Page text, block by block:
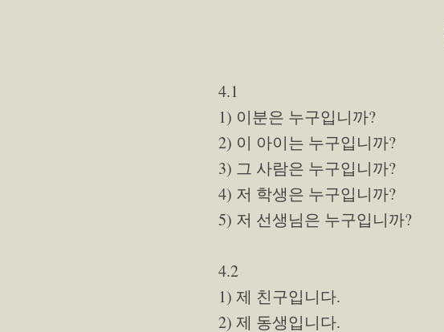
4.1
1) 이분은 누구입니까?
2) 이 아이는 누구입니까?
3) 그 사람은 누구입니까?
4) 저 학생은 누구입니까?
5) 저 선생님은 누구입니까?
4.2
1) 제 친구입니다.
2) 제 동생입니다.